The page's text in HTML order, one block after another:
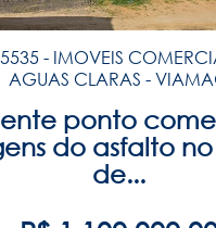
5535 - IMOVEIS
AGUAS CLARAS -
ponto
do asfalto
de...